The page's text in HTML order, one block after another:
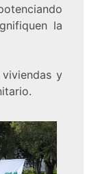
la
y